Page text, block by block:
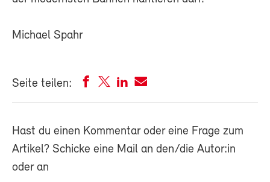
Michael Spahr
Seite teilen:
Hast du einen Kommentar oder eine Frage zum
Artikel? Schicke eine Mail an den/die Autor:in
oder an